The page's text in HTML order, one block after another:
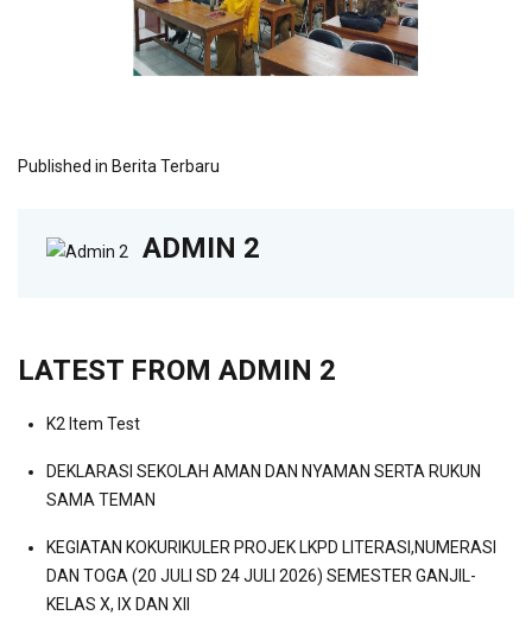
Published in Berita Terbaru
ADMIN 2
LATEST FROM ADMIN 2
K2 Item Test
DEKLARASI SEKOLAH AMAN DAN NYAMAN SERTA RUKUN
SAMA TEMAN
KEGIATAN KOKURIKULER PROJEK LKPD LITERASI,NUMERASI
DAN TOGA (20 JULI SD 24 JULI 2026) SEMESTER GANJIL-
KELAS X, IX DAN XII